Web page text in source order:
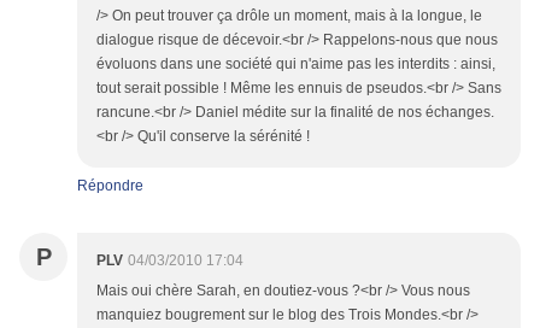
/> On peut trouver ça drôle un moment, mais à la longue, le
dialogue risque de décevoir.<br /> Rappelons-nous que nous
évoluons dans une société qui n'aime pas les interdits : ainsi,
tout serait possible ! Même les ennuis de pseudos.<br /> Sans
rancune.<br /> Daniel médite sur la finalité de nos échanges.
<br /> Qu'il conserve la sérénité !
Répondre
P PLV 04/03/2010 17:04
Mais oui chère Sarah, en doutiez-vous ?<br /> Vous nous
manquiez bougrement sur le blog des Trois Mondes.<br />